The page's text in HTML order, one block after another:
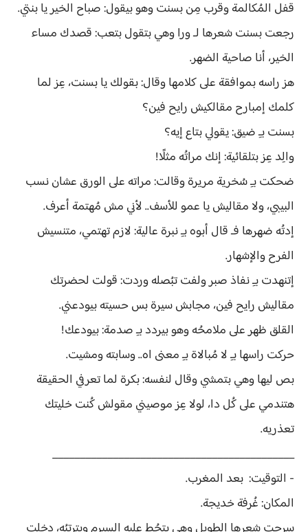
قفل المُكالمة وقرب مِن بسنت وهو بيقول: صباح الخير يا بنتي.
رجعت بسنت شعرها لـ ورا وهي بتقول بتعب: قصدك مساء
الخير، أنا صاحية الضهر.
هز راسه بموافقة على كلامها وقال: بقولك يا بسنت، عِز لما
كلمك إمبارح مقالكيش رايح فين؟
بسنت بـِ ضيق: يقولي بتاع إيه؟
والِد عِز بتلقائية: إنك مراتُه مثلًا!
ضحكت بـِ سُخرية مريرة وقالت: مراته على الورق عشان نسب
البيبي، ولا مقاليش يا عمو للأسف.. لأني مش مُهتمة أعرف.
إدتُه ضهرها فـ قال أبوه بـِ نبرة عالية: لازم تهتمي، متنسيش
الفرح والإشهار.
إتنهدت بـِ نفاذ صبر ولفت تبُصله وردت: قولت لحضرتك
مقاليش رايح فين، مجابش سيرة بس حسيته بيودعني.
القلق ظهر على ملامحُه وهو بيردد بـِ صدمة: بيودعك!
حركت راسها بـِ لا مُبالاة بـِ معنى اه.. وسابته ومشيت.
بص ليها وهي بتمشي وقال لنفسه: بكرة لما تعرفي الحقيقة
هتندمي على كُل دا، لولا عِز موصيني مقولش كُنت خليتك
تعذريه.
____________________________________________
- التوقيت: بعد المغرب.
المكان: غُرفة خديجة.